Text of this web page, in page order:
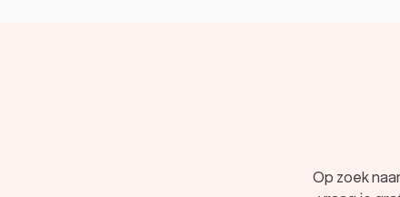
Trustoo maakt het eenvoudig om energielabel
Op zoek